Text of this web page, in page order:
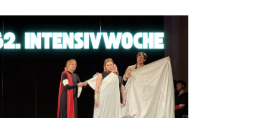
ist. Außerdem lernst du andere Bewerber:innen
mit denen du in Zukunft vielleicht gemeinsam
Weiterbildung machst. Bewirb dich jetzt auf eine
Theaterpädagogischen Aus- und
und erhalte eine Einladung zum
und Aufnahmeworkshop. Bei Fragen,
uns einfach eine Mail an:
heidelberg.de Wir freuen uns auf